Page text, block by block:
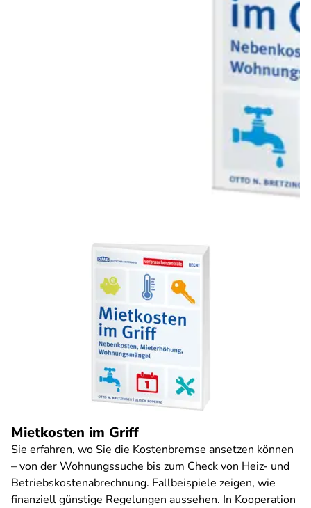
Mietkosten im Griff
Sie erfahren, wo Sie die Kostenbremse ansetzen können
– von der Wohnungssuche bis zum Check von Heiz- und
Betriebskostenabrechnung. Fallbeispiele zeigen, wie
finanziell günstige Regelungen aussehen. In Kooperation